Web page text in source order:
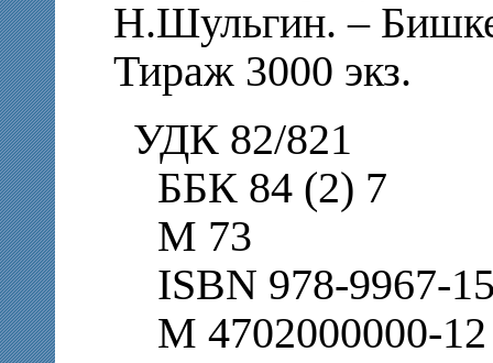
Н.Шульгин. –
Тираж 3000 экз.
УДК 82/821
ББК 84 (2) 7
М 73
ISBN 978-9967-
М 4702000000-12